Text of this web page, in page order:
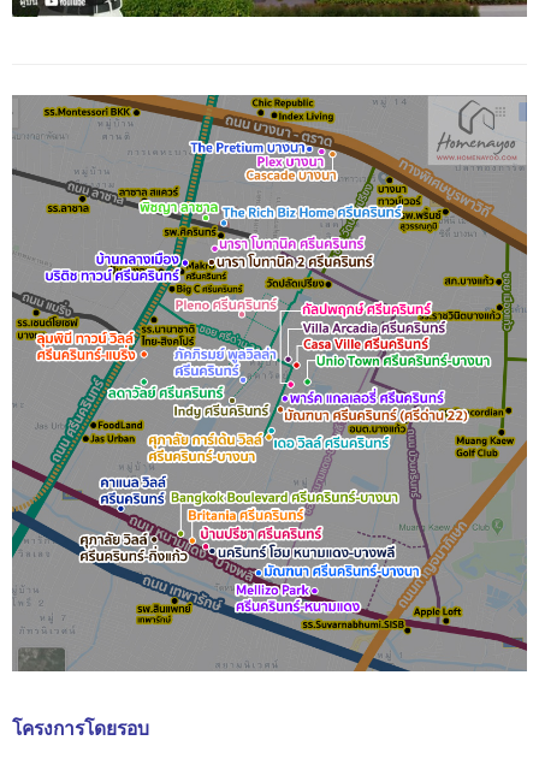
โครงการโดยรอบ